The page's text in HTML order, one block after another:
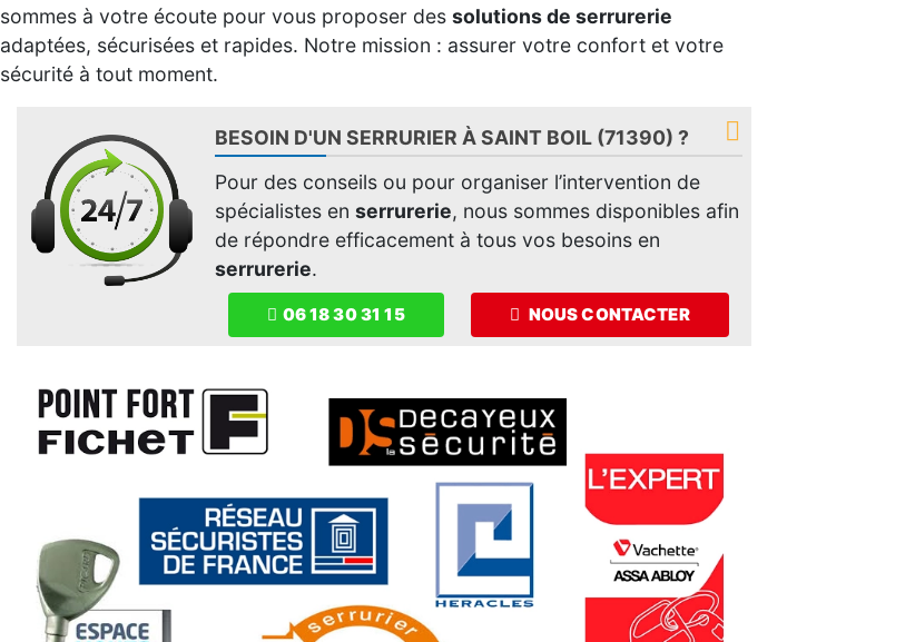
sommes à votre écoute pour vous proposer des solutions de serrurerie
adaptées, sécurisées et rapides. Notre mission : assurer votre confort et votre
sécurité à tout moment.
BESOIN D'UN SERRURIER À SAINT BOIL (71390) ?
Pour des conseils ou pour organiser l’intervention de
spécialistes en serrurerie, nous sommes disponibles afin
de répondre efficacement à tous vos besoins en
serrurerie.
06 18 30 31 15 NOUS CONTACTER